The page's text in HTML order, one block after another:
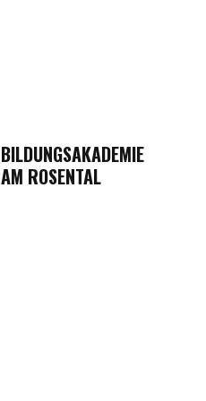
BILDUNGSAKADEMIE
AM ROSENTAL